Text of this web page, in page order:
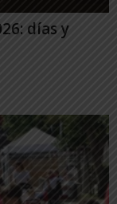
días y